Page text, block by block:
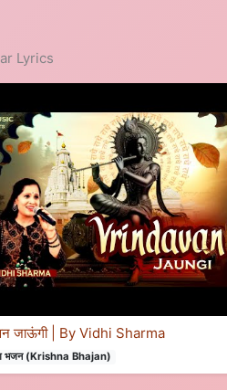
Lyrics
जाऊंगी | By Vidhi Sharma
भजन (Krishna Bhajan)